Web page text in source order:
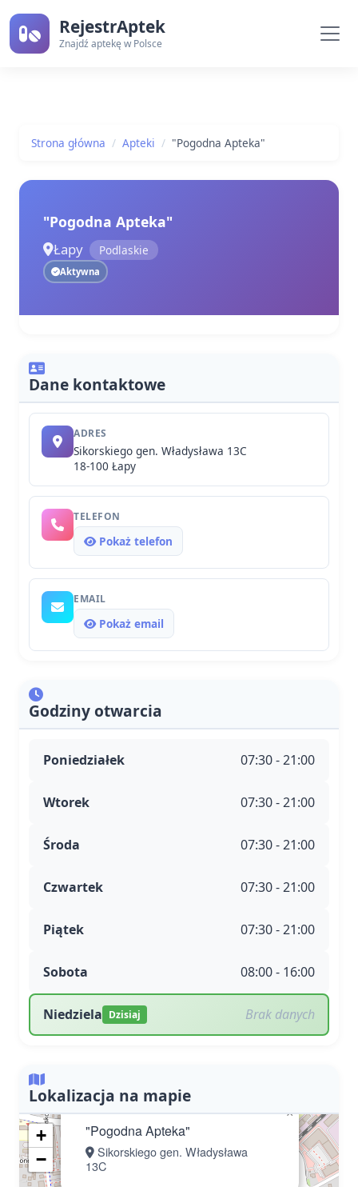
RejestrAptek
Znajdź aptekę w Polsce
Strona główna Apteki "Pogodna Apteka"
"Pogodna Apteka"
Łapy Podlaskie
Aktywna
Dane kontaktowe
ADRES
Sikorskiego gen. Władysława 13C
18-100 Łapy
TELEFON
Pokaż telefon
EMAIL
Pokaż email
Godziny otwarcia
Poniedziałek 07:30 - 21:00
Wtorek 07:30 - 21:00
Środa 07:30 - 21:00
Czwartek 07:30 - 21:00
Piątek 07:30 - 21:00
Sobota 08:00 - 16:00
Niedziela Dzisiaj Brak danych
Lokalizacja na mapie
"Pogodna Apteka"
Sikorskiego gen. Władysława
13C
×
+
−